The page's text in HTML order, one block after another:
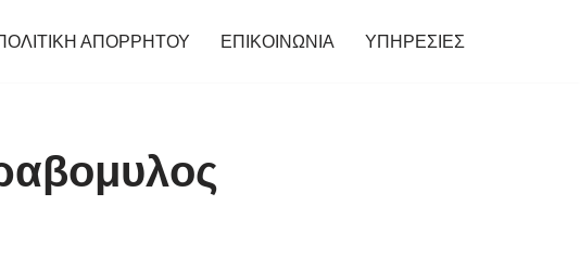
ΑΠΟΡΡΗΤΟΥ ΕΠΙΚΟΙΝΩΝΙΑ ΥΠΗΡΕΣΙΕΣ